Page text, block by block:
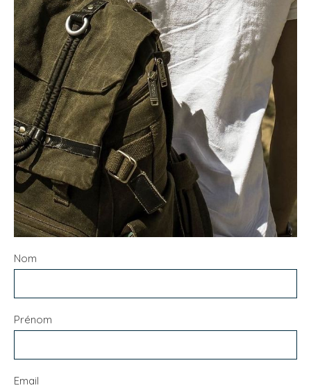
Nom
Prénom
Email